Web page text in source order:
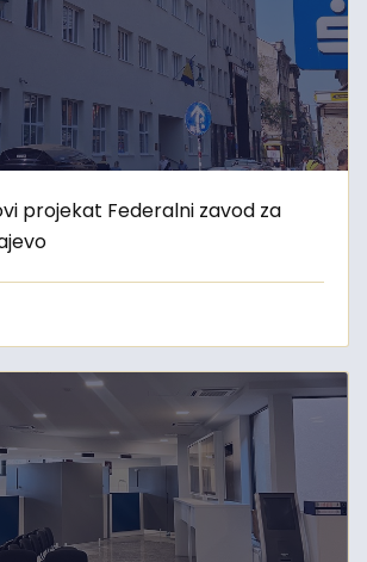
projekat Federalni zavod za